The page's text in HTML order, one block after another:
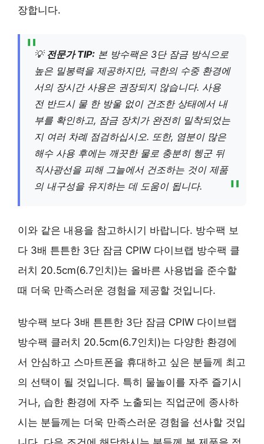
장합니다.
💡 전문가 TIP: 본 방수팩은 3단 잠금 방식으로
높은 밀봉력을 제공하지만, 극한의 수중 환경에
서의 장시간 사용은 권장되지 않습니다. 사용
전 반드시 물 한 방울 없이 건조한 상태에서 내
부를 확인하고, 잠금 장치가 완전히 밀착되었는
지 여러 차례 점검하십시오. 또한, 염분이 많은
해수 사용 후에는 깨끗한 물로 충분히 헹군 뒤
직사광선을 피해 그늘에서 건조하는 것이 제품
의 내구성을 유지하는 데 도움이 됩니다.
이와 같은 내용을 참고하시기 바랍니다. 방수팩 보
다 3배 튼튼한 3단 잠금 CPIW 다이브랩 방수팩 클
러치 20.5cm(6.7인치)는 올바른 사용법을 준수할
때 더욱 만족스러운 경험을 제공할 것입니다.
방수팩 보다 3배 튼튼한 3단 잠금 CPIW 다이브랩
방수팩 클러치 20.5cm(6.7인치)는 다양한 환경에
서 안심하고 스마트폰을 휴대하고 싶은 분들께 최고
의 선택이 될 것입니다. 특히 물놀이를 자주 즐기시
거나, 습한 환경에 자주 노출되는 직업군에 종사하
시는 분들께는 더욱 만족스러운 경험을 선사할 것입